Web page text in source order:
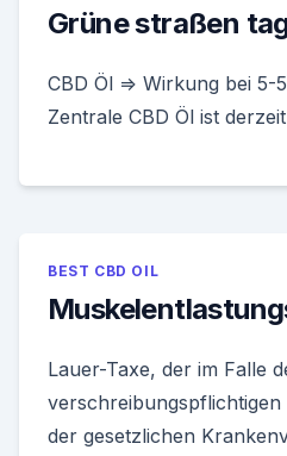
Grüne straßen
CBD Öl ⇒ Wirkung bei 5-
Zentrale CBD Öl ist
BEST CBD OIL
Lauer-Taxe, der im Falle
der gesetzlichen